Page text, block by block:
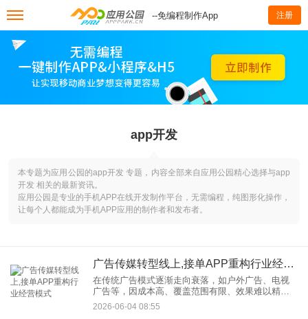
--免编程制作App 注册
app开发
本专题为应用公园的app开发 专题，内容全部来自应用公园精心选择与app
开发 相关的最新资讯。
应用公园是专业的手机APP在线开发制作平台，无需编程，纯图形化操作，
让每个人都能成为手机APP应用的制作者和发布者。
广告传媒转型线上,接单APP重构行业经营模式
在传统广告模式逐渐走向衰落，如户外广告、电视
广告等，因成本高、覆盖范围有限、效果难以精准
评估等问题，逐渐被市场边缘化。在信息爆炸的时
代，精准投放就像是一把精准的手术刀，能直击目
2026-06-04 08:55